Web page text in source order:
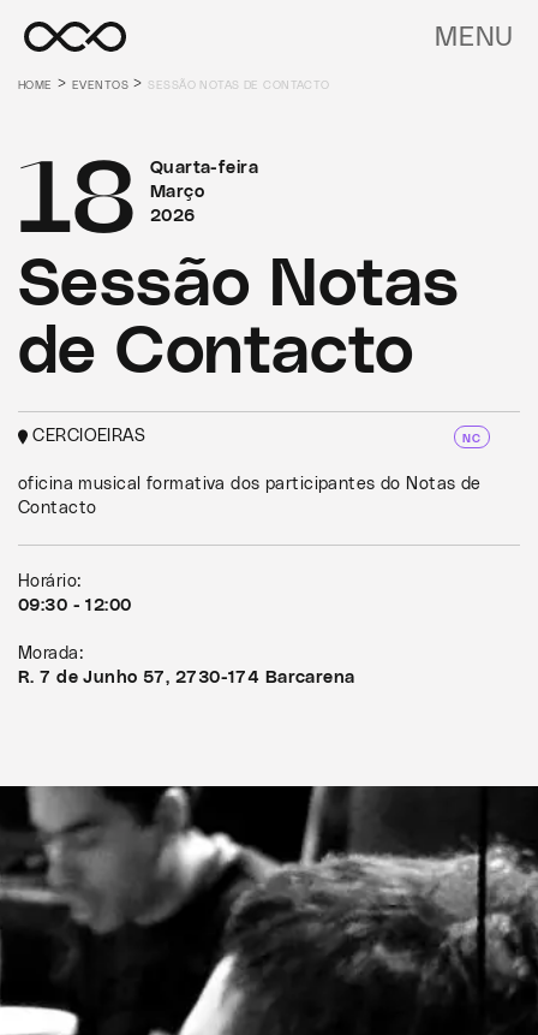
MENU
HOME >EVENTOS > SESSÃO NOTAS DE CONTACTO
Quarta-feira
Março
2026
18
Sessão Notas
de Contacto
CERCIOEIRAS NC
oficina musical formativa dos participantes do Notas de
Contacto
Horário:
09:30 - 12:00
Morada:
R. 7 de Junho 57, 2730-174 Barcarena